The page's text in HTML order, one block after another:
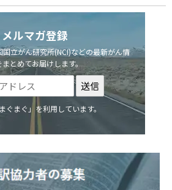
メルマガ登録
立がん研究所(NCI)などの最新がん情
とめてお届けします。
ぐまぐ」を利用しています。